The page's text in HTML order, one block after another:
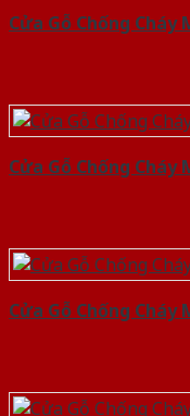
Cửa Gỗ Chống Cháy
Cửa Gỗ Chống Cháy
Cửa Gỗ Chống Cháy